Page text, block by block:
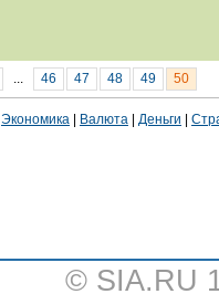
46 47 48 49 50
Экономика | Валюта | Деньги |
© SIA.RU